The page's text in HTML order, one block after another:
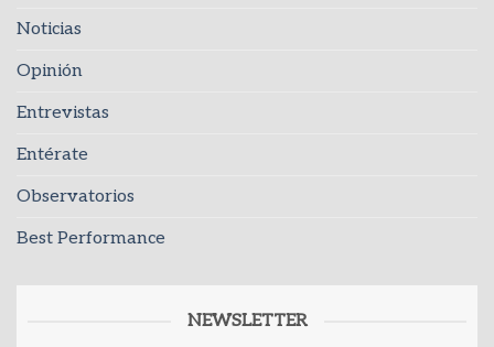
Noticias
Opinión
Entrevistas
Entérate
Observatorios
Best Performance
NEWSLETTER